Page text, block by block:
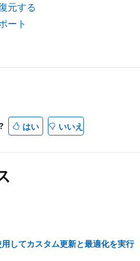
元する
ート
はい いいえ
してカスタム更新と最適化を実行